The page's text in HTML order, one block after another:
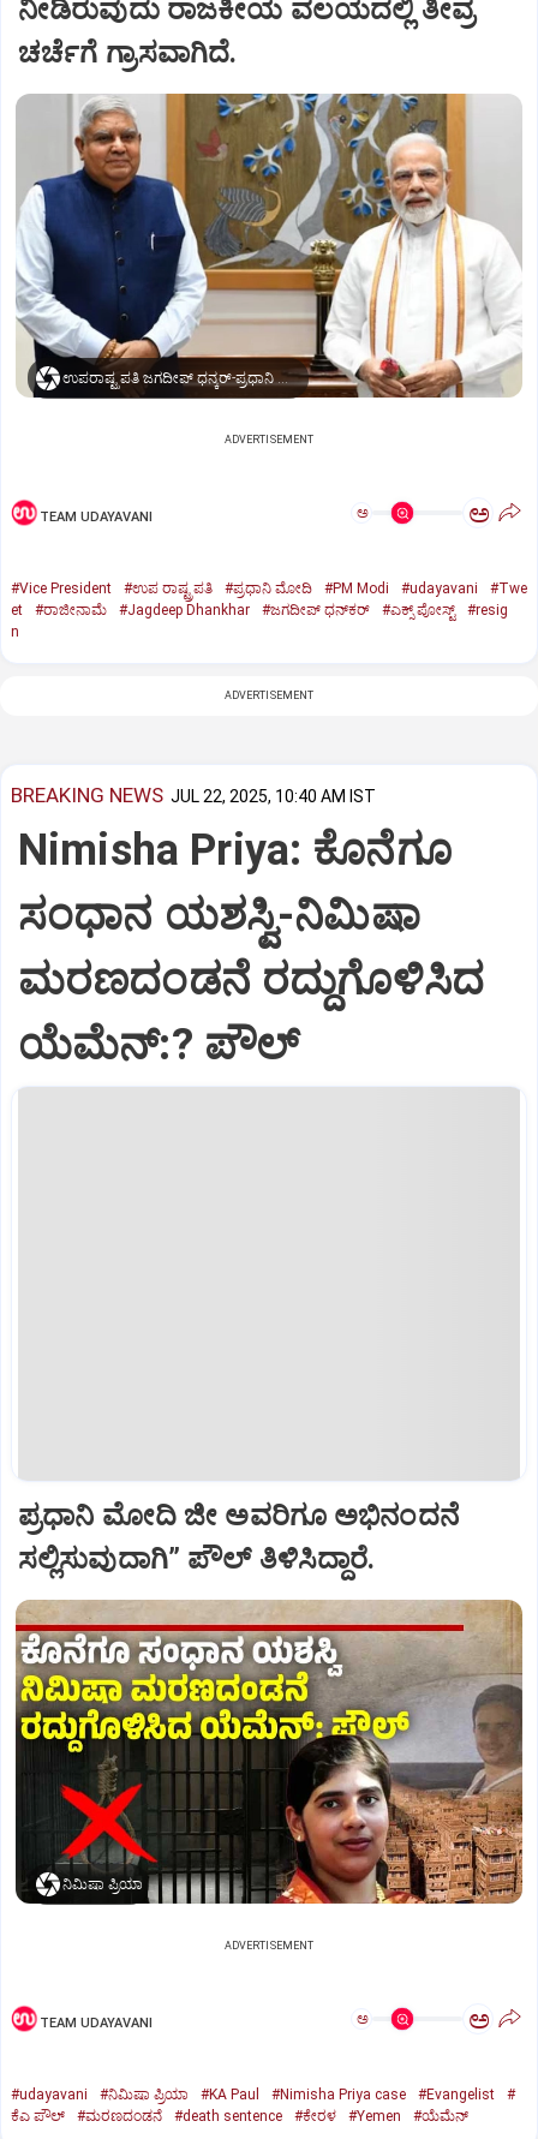
ನೀಡಿರುವುದು ರಾಜಕೀಯ ವಲಯದಲ್ಲಿ ತೀವ್ರ
ಚರ್ಚೆಗೆ ಗ್ರಾಸವಾಗಿದೆ.
ಉಪರಾಷ್ಟ್ರಪತಿ ಜಗದೀಪ್‌ ಧನ್ಕರ್-ಪ್ರಧಾನಿ ಮೋದಿ
ADVERTISEMENT
TEAM UDAYAVANI ಅ ಅ
#Vice President #ಉಪ ರಾಷ್ಟ್ರಪತಿ #ಪ್ರಧಾನಿ ಮೋದಿ #PM Modi #udayavani
#Twe
et
#ರಾಜೀನಾಮೆ #Jagdeep Dhankhar #ಜಗದೀಪ್‌ ಧನ್‌ಕರ್‌ #ಎಕ್ಸ್‌ ಪೋಸ್ಟ್
#resig
n
ADVERTISEMENT
BREAKING NEWS JUL 22, 2025, 10:40 AM IST
Nimisha Priya: ಕೊನೆಗೂ
ಸಂಧಾನ ಯಶಸ್ವಿ-ನಿಮಿಷಾ
ಮರಣದಂಡನೆ ರದ್ದುಗೊಳಿಸಿದ
ಯೆಮೆನ್:? ಪೌಲ್
ಪ್ರಧಾನಿ ಮೋದಿ ಜೀ ಅವರಿಗೂ ಅಭಿನಂದನೆ
ಸಲ್ಲಿಸುವುದಾಗಿ” ಪೌಲ್‌ ತಿಳಿಸಿದ್ದಾರೆ.
ನಿಮಿಷಾ ಪ್ರಿಯಾ
ADVERTISEMENT
TEAM UDAYAVANI ಅ ಅ
#udayavani #ನಿಮಿಷಾ ಪ್ರಿಯಾ #KA Paul #Nimisha Priya case #Evangelist
#
ಕೆಎ ಪೌಲ್
#ಮರಣದಂಡನೆ #death sentence #ಕೇರಳ #Yemen #ಯೆಮೆನ್‌